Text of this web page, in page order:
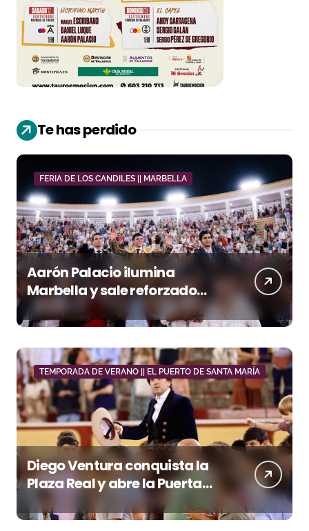
Te has perdido
FERIA DE LOS CANDILES || MARBELLA
Aarón Palacio ilumina
Marbella y sale reforzado
junto a Manzanares y
Morante
TEMPORADA DE VERANO || EL PUERTO DE SANTA MARÍA
Diego Ventura conquista la
Plaza Real y abre la Puerta
Grande en El Puerto